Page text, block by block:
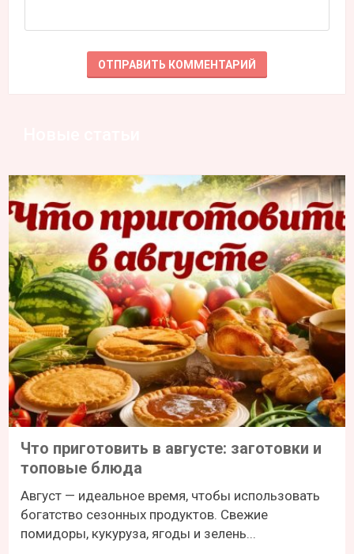
Что приготовить в августе: заготовки и
топовые блюда
Август — идеальное время, чтобы использовать
богатство сезонных продуктов. Свежие
помидоры, кукуруза, ягоды и зелень...